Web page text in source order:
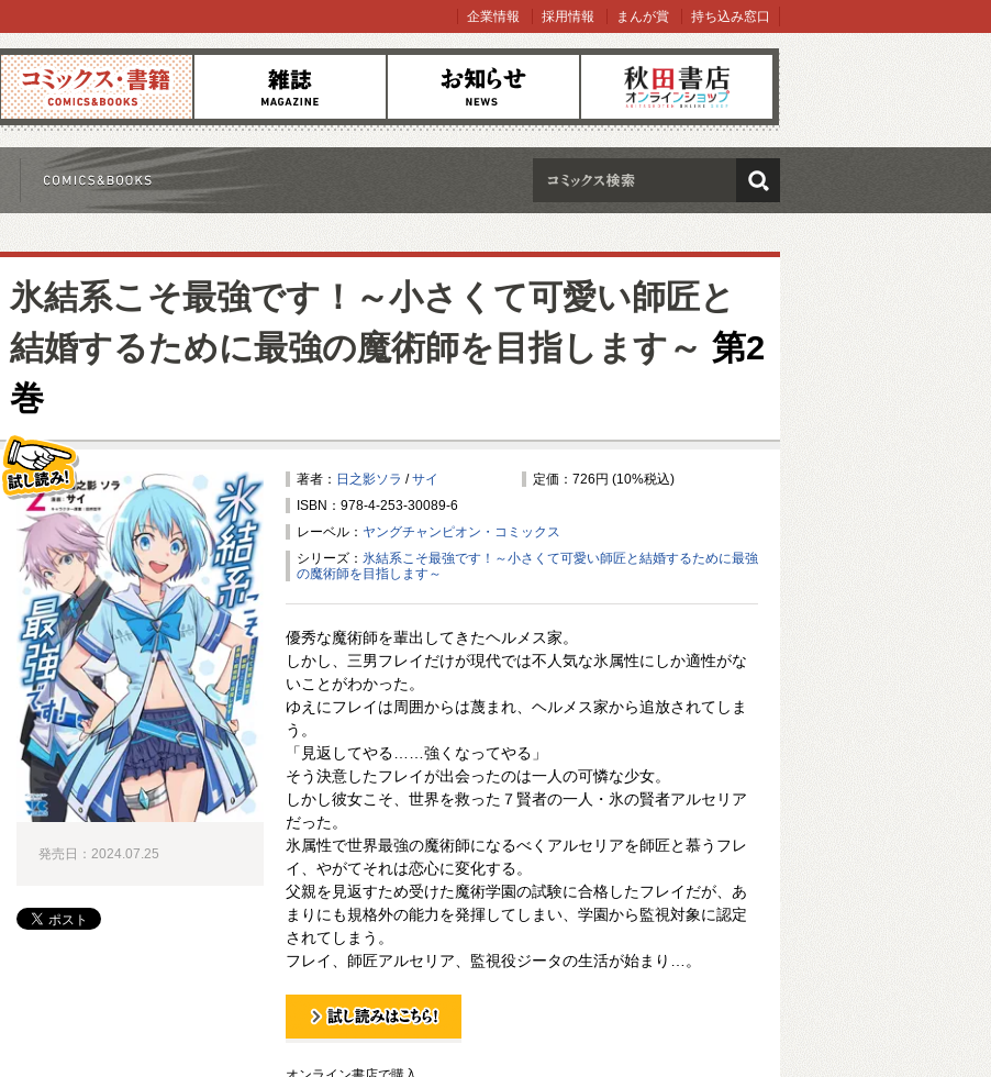
コミックス 雑誌 お知らせ オンラインショップ
企業情報 採用情報 まんが賞 持ち込み窓口
検索
氷結系こそ最強です！～小さくて可愛い師匠と
結婚するために最強の魔術師を目指します～ 第2
巻
著者： 日之影ソラ /サイ
定価：726円 (10%税込)
ISBN：978-4-253-30089-6
レーベル： ヤングチャンピオン・コミックス
シリーズ： 氷結系こそ最強です！～小さくて可愛い師匠と結婚するために最強
の魔術師を目指します～
優秀な魔術師を輩出してきたヘルメス家。
しかし、三男フレイだけが現代では不人気な氷属性にしか適性がな
いことがわかった。
ゆえにフレイは周囲からは蔑まれ、ヘルメス家から追放されてしま
う。
「見返してやる……強くなってやる」
そう決意したフレイが出会ったのは一人の可憐な少女。
しかし彼女こそ、世界を救った７賢者の一人・氷の賢者アルセリア
だった。
氷属性で世界最強の魔術師になるべくアルセリアを師匠と慕うフレ
イ、やがてそれは恋心に変化する。
父親を見返すため受けた魔術学園の試験に合格したフレイだが、あ
まりにも規格外の能力を発揮してしまい、学園から監視対象に認定
されてしまう。
フレイ、師匠アルセリア、監視役ジータの生活が始まり…。
試し読み！
発売日：2024.07.25